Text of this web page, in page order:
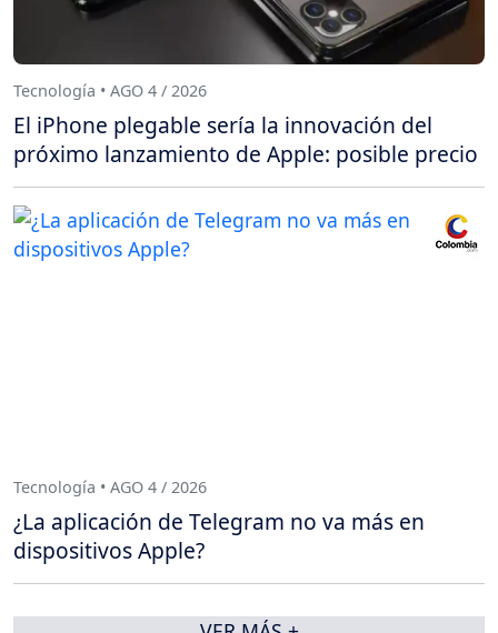
Tecnología • AGO 4 / 2026
El iPhone plegable sería la innovación del
próximo lanzamiento de Apple: posible precio
Tecnología • AGO 4 / 2026
¿La aplicación de Telegram no va más en
dispositivos Apple?